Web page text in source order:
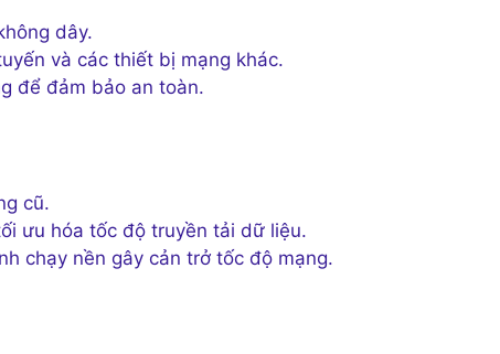
dây.
và các thiết bị mạng khác.
để đảm bảo an toàn.
cũ.
ưu hóa tốc độ truyền tải dữ liệu.
chạy nền gây cản trở tốc độ mạng.